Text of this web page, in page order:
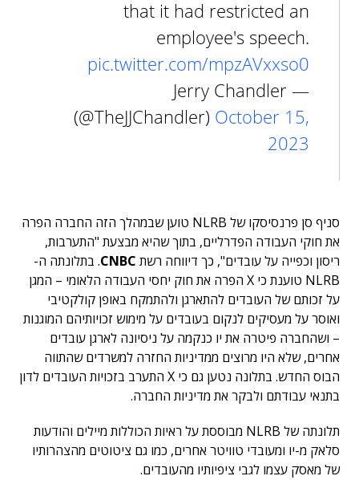
that it had restricted an
employee's speech.
pic.twitter.com/mpzAVxxso0
— Jerry Chandler
(@TheJJChandler) October 15,
2023
סניף סן פרנסיסקו של NLRB טוען שבמהלך הזה החברה הפרה
את חוקי העבודה הפדרליים, בתוך שהיא מבצעת "התערבות,
ריסון וכפייה על עובדים", כך דיווחה רשת CNBC
. בתלונתה ה-
NLRB טוענת כי X הפרה את חוק יחסי העבודה הלאומי – המגן
על זכותם של העובדים להתארגן ולהתמקח באופן קולקטיבי
ואוסר על מעסיקים לנקום בעובדים על מימוש זכויותיהם המוגנות
– ושהחברה פיטרה את יו כנקמה על ניסיונה לארגן עובדים
אחרים, שלא היו מרוצים ממדיניות החזרה למשרדים שהתווה
הבוס החדש. בתלונה נטען גם כי X התערב בזכויות העובדים לדון
בתנאי עבודתם ולבקר את מדיניות החברה.
תלונתה של NLRB מבוססת על ראיות הכוללות מיילים והודעות
סלאק מ-יו ומעובדי טוויטר אחרים, כמו גם ציטוטים מהצהרותיו
של מאסק עצמו לגבי ציפיותיו מהעובדים.